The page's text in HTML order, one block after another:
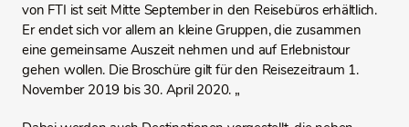
von FTI ist seit Mitte September in den Reisebüros erhältlich.
Er endet sich vor allem an kleine Gruppen, die zusammen
eine gemeinsame Auszeit nehmen und auf Erlebnistour
gehen wollen. Die Broschüre gilt für den Reisezeitraum 1.
November 2019 bis 30. April 2020. „